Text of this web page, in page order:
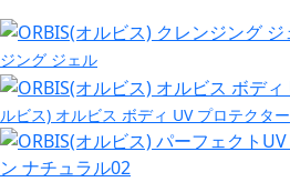
ジング ジェル
ルビス) オルビス ボディ UV プロテクター